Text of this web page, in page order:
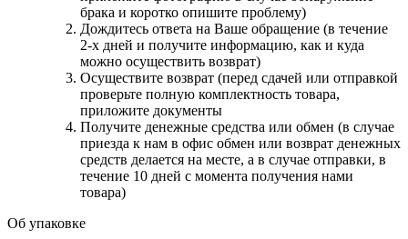
брака и коротко опишите проблему)
Дождитесь ответа на Ваше обращение (в течение
2-х дней и получите информацию, как и куда
можно осуществить возврат)
Осуществите возврат (перед сдачей или отправкой
проверьте полную комплектность товара,
приложите документы
Получите денежные средства или обмен (в случае
приезда к нам в офис обмен или возврат денежных
средств делается на месте, а в случае отправки, в
течение 10 дней с момента получения нами
товара)
Об упаковке